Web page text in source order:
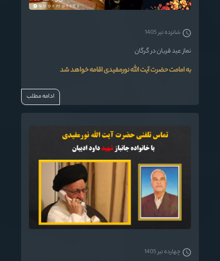
نماز عید قربان در گرگان
به امامت حضرت آیت الله نورمفیدی اقامه خواهد شد
شانزده تیر 1405
ادامه مطلب
چهارده تیر 1405